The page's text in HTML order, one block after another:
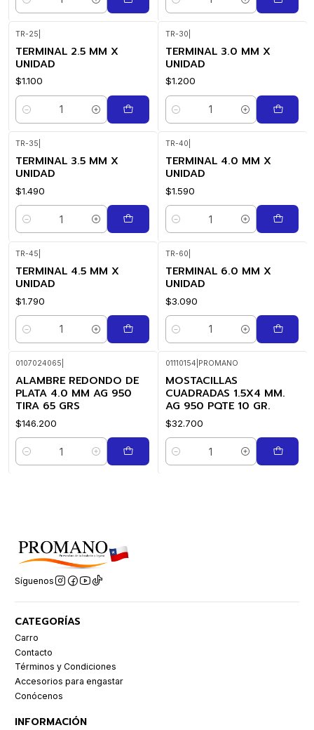
Cantidad Cantidad
TR-25
TERMINAL 2.5 MM X
UNIDAD
$1.100
Cantidad
TR-30
TERMINAL 3.0 MM X
UNIDAD
$1.200
Cantidad
TR-35
TERMINAL 3.5 MM X
UNIDAD
$1.490
Cantidad
TR-40
TERMINAL 4.0 MM X
UNIDAD
$1.590
Cantidad
TR-45
TERMINAL 4.5 MM X
UNIDAD
$1.790
Cantidad
TR-60
TERMINAL 6.0 MM X
UNIDAD
$3.090
Cantidad
0107024065
ALAMBRE REDONDO DE
PLATA 4.0 MM AG 950
TIRA 65 GRS
$146.200
Cantidad
01110154 PROMANO
MOSTACILLAS
CUADRADAS 1.5X4 MM.
AG 950 PQTE 10 GR.
$32.700
Cantidad
Síguenos
CATEGORÍAS
Carro
Contacto
Términos y Condiciones
Accesorios para engastar
Conócenos
INFORMACIÓN